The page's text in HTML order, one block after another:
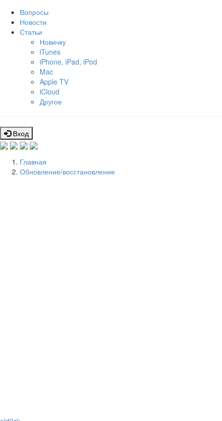
Вопросы
Новости
Статьи
Новичку
iTunes
iPhone, iPad, iPod
Mac
Apple TV
iCloud
Другое
Вход
Главная
Обновление/восстановление